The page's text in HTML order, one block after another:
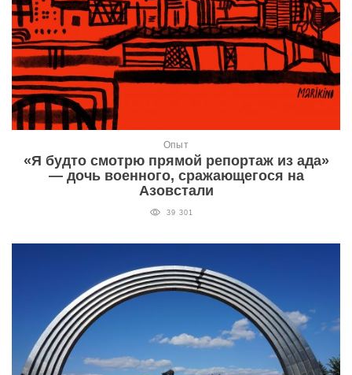
Опыт
«Я будто смотрю прямой репортаж из ада»
— дочь военного, сражающегося на
Азовстали
39 301